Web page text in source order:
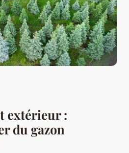
extérieur :
du gazon